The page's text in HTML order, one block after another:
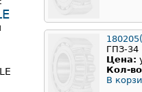
ГПЗ-34
Цена:
Кол-
В